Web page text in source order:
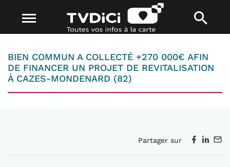
BIEN COMMUN A COLLECTÉ +270 000€ AFIN
DE FINANCER UN PROJET DE REVITALISATION
À CAZES-MONDENARD (82)
Partager sur